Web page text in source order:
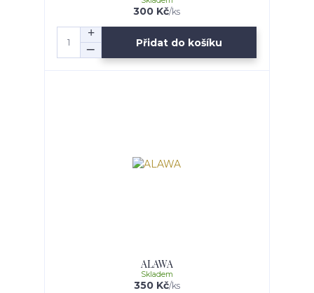
300 Kč/ks
Přidat do košíku
ALAWA
350 Kč/ks
Skladem